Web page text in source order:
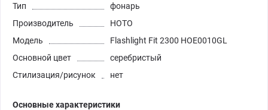
Тип
фонарь
Производитель
HOTO
Модель
Flashlight Fit 2300 HOE0010GL
Основной цвет
серебристый
Стилизация/рисунок
нет
Основные характеристики